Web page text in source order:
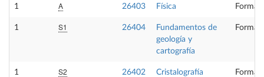
1 A 26403 Física
1 S1 26404
Fundamentos de
geología y
cartografía
1 S2 26402 Cristalografía